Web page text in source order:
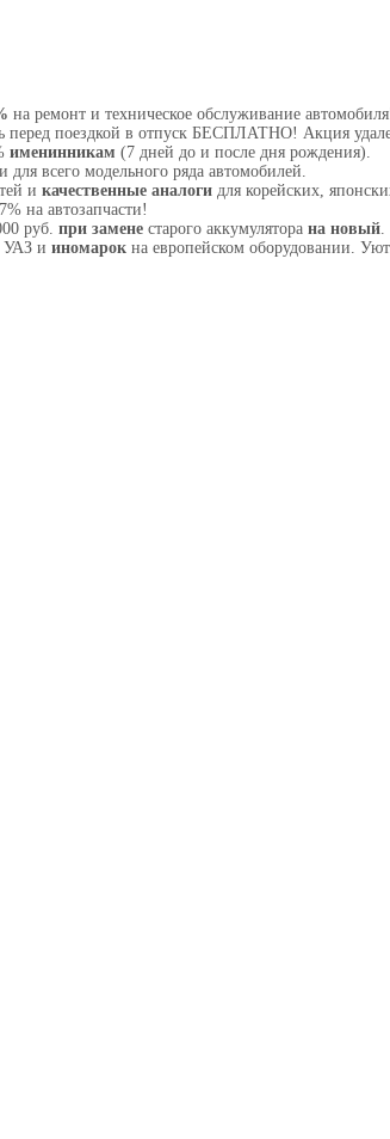
на ремонт и техническое обслуживание
поездкой в отпуск БЕСПЛАТНО! Акция
именинникам (7 дней до и после дня рождения).
всего модельного ряда автомобилей.
и качественные аналоги для корейских,
7% на автозапчасти!
руб. при замене старого аккумулятора на новый.
УАЗ и иномарок на европейском оборудовании.